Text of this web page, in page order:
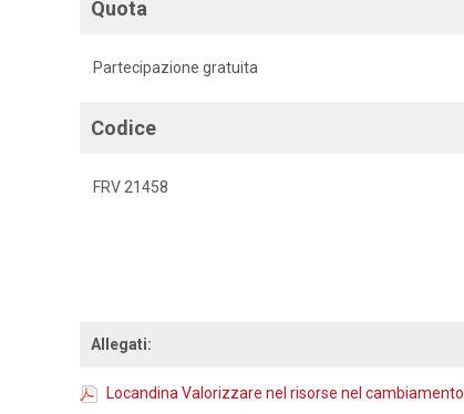
Quota
Partecipazione gratuita
Codice
FRV 21458
Allegati:
Locandina Valorizzare nel risorse nel cambiamento